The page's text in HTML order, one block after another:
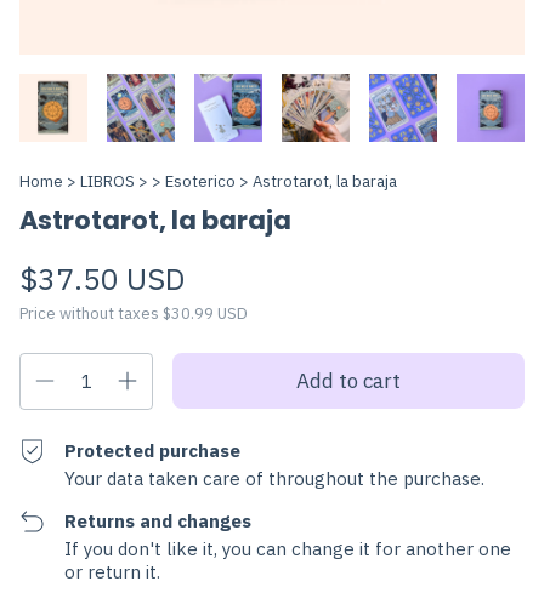
Home > LIBROS > > Esoterico > Astrotarot, la baraja
Astrotarot, la baraja
$37.50 USD
Price without taxes $30.99 USD
Protected purchase
Your data taken care of throughout the purchase.
Returns and changes
If you don't like it, you can change it for another one
or return it.